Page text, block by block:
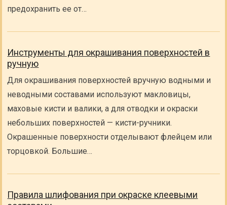
предохранить ее от…
Инструменты для окрашивания поверхностей в
ручную
Для окрашивания поверхностей вручную водными и
неводными составами используют макловицы,
маховые кисти и валики, а для отводки и окраски
небольших поверхностей — кисти-ручники.
Окрашенные поверхности отделывают флейцем или
торцовкой. Большие…
Правила шлифования при окраске клеевыми